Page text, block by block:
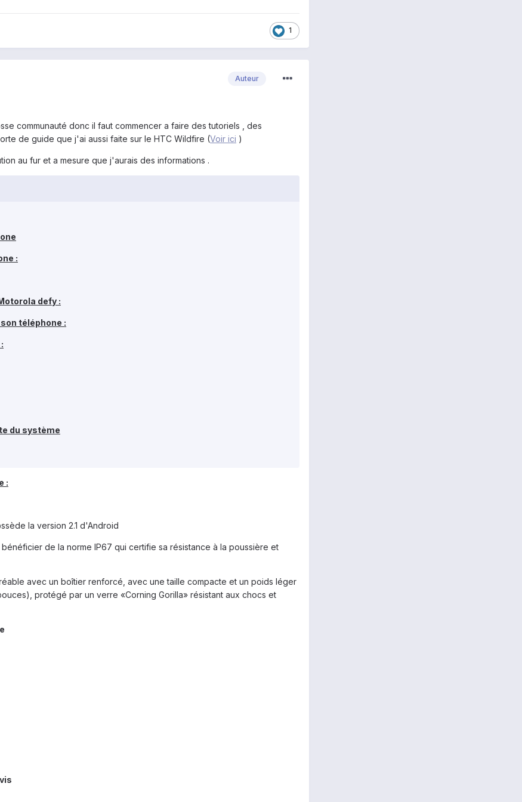
1
Auteur
communauté donc il faut commencer a faire des tutoriels , des
de guide que j'ai aussi faite sur le HTC Wildfire (Voir ici )
au fur et a mesure que j'aurais des informations .
:
defy :
téléphone :
du système
:
la version 2.1 d'Android
de la norme IP67 qui certifie sa résistance à la poussière et
avec un boîtier renforcé, avec une taille compacte et un poids léger
protégé par un verre «Corning Gorilla» résistant aux chocs et